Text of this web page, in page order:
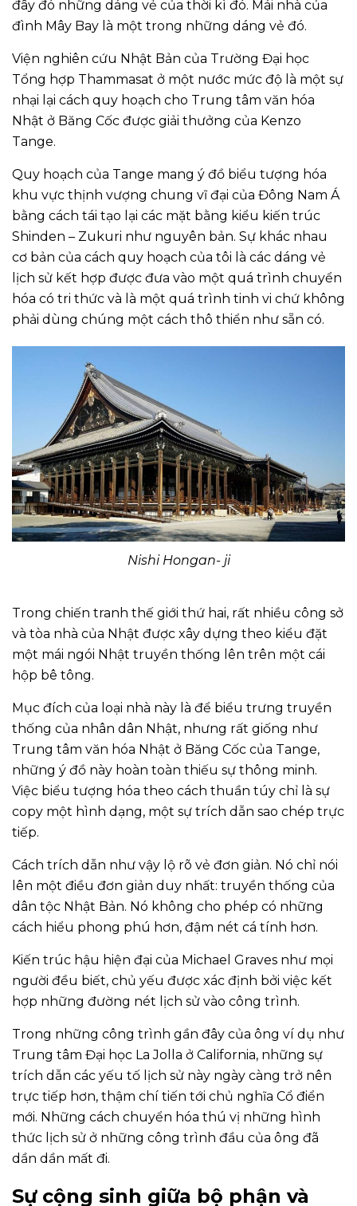
đây đó những dáng vẻ của thời kì đó. Mái nhà của
đình Mây Bay là một trong những dáng vẻ đó.
Viện nghiên cứu Nhật Bản của Trường Đại học
Tổng hợp Thammasat ở một nước mức độ là một sự
nhại lại cách quy hoạch cho Trung tâm văn hóa
Nhật ở Băng Cốc được giải thưởng của Kenzo
Tange.
Quy hoạch của Tange mang ý đồ biểu tượng hóa
khu vực thịnh vượng chung vĩ đại của Đông Nam Á
bằng cách tái tạo lại các mặt bằng kiểu kiến trúc
Shinden – Zukuri như nguyên bản. Sự khác nhau
cơ bản của cách quy hoạch của tôi là các dáng vẻ
lịch sử kết hợp được đưa vào một quá trình chuyển
hóa có tri thức và là một quá trình tinh vi chứ không
phải dùng chúng một cách thô thiển như sẵn có.
Nishi Hongan- ji
Trong chiến tranh thế giới thứ hai, rất nhiều công sở
và tòa nhà của Nhật được xây dựng theo kiểu đặt
một mái ngói Nhật truyền thống lên trên một cái
hộp bê tông.
Mục đích của loại nhà này là để biểu trưng truyền
thống của nhân dân Nhật, nhưng rất giống như
Trung tâm văn hóa Nhật ở Băng Cốc của Tange,
những ý đồ này hoàn toàn thiếu sự thông minh.
Việc biểu tượng hóa theo cách thuần túy chỉ là sự
copy một hình dạng, một sự trích dẫn sao chép trực
tiếp.
Cách trích dẫn như vậy lộ rõ vẻ đơn giản. Nó chỉ nói
lên một điều đơn giản duy nhất: truyền thống của
dân tộc Nhật Bản. Nó không cho phép có những
cách hiểu phong phú hơn, đậm nét cá tính hơn.
Kiến trúc hậu hiện đại của Michael Graves như mọi
người đều biết, chủ yếu được xác định bởi việc kết
hợp những đường nét lịch sử vào công trình.
Trong những công trình gần đây của ông ví dụ như
Trung tâm Đại học La Jolla ở California, những sự
trích dẫn các yếu tố lịch sử này ngày càng trở nên
trực tiếp hơn, thậm chí tiến tới chủ nghĩa Cổ điển
mới. Những cách chuyển hóa thú vị những hình
thức lịch sử ở những công trình đầu của ông đã
dần dần mất đi.
Sự cộng sinh giữa bộ phận và